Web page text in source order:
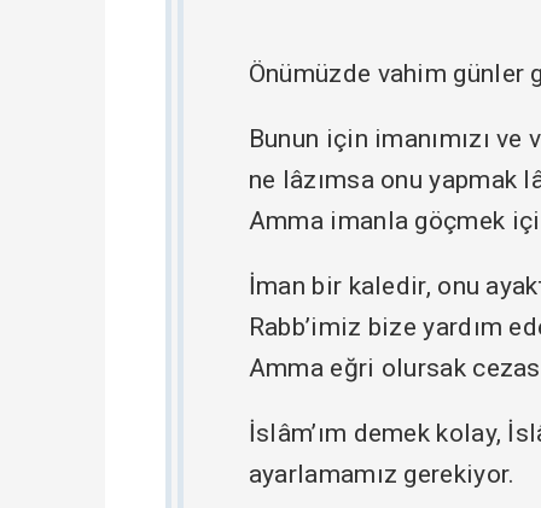
Önümüzde vahim günler
Bunun için imanımızı
ne lâzımsa onu yapmak
Amma imanla göçmek
İman bir kaledir, onu
Rabb’imiz bize yardım
Amma eğri olursak
İslâm’ım demek kolay,
ayarlamamız gerekiyor.